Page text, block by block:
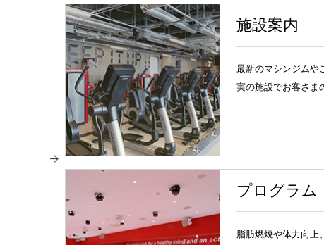
施設案内
最新のマシンジムや
実の施設でお客さま
プログラム
脂肪燃焼や体力向上